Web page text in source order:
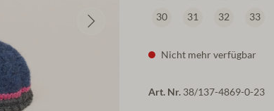
30 31 32 33
Nicht mehr verfügbar
Art. Nr. 38/137-4869-0-23